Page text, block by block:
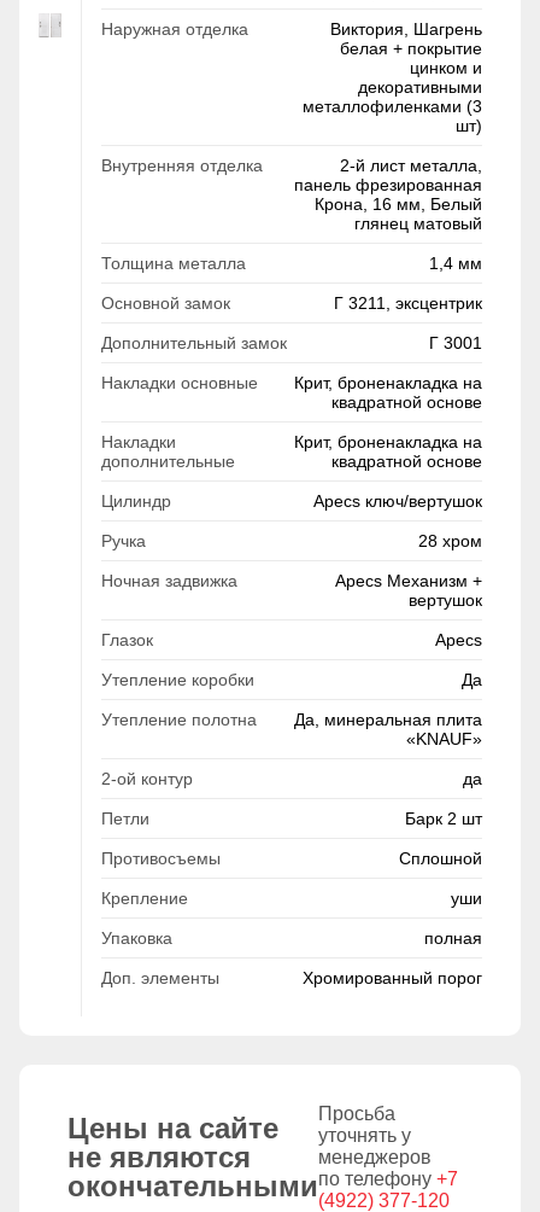
Наружная отделка
Виктория, Шагрень
белая + покрытие
цинком и
декоративными
металлофиленками (3
шт)
Внутренняя отделка
2-й лист металла,
панель фрезированная
Крона, 16 мм, Белый
глянец матовый
Толщина металла 1,4 мм
Основной замок Г 3211, эксцентрик
Дополнительный замок Г 3001
Накладки основные
Крит, броненакладка на
квадратной основе
Накладки
дополнительные
Крит, броненакладка на
квадратной основе
Цилиндр Apecs ключ/вертушок
Ручка 28 хром
Ночная задвижка
Apecs Механизм +
вертушок
Глазок Apecs
Утепление коробки Да
Утепление полотна
Да, минеральная плита
«KNAUF»
2-ой контур да
Петли Барк 2 шт
Противосъемы Сплошной
Крепление уши
Упаковка полная
Доп. элементы Хромированный порог
Цены на сайте
не являются
окончательными
Просьба
уточнять у
менеджеров
по телефону +7
(4922) 377-120